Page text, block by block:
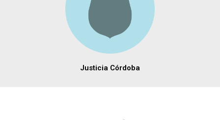
Justicia Córdoba